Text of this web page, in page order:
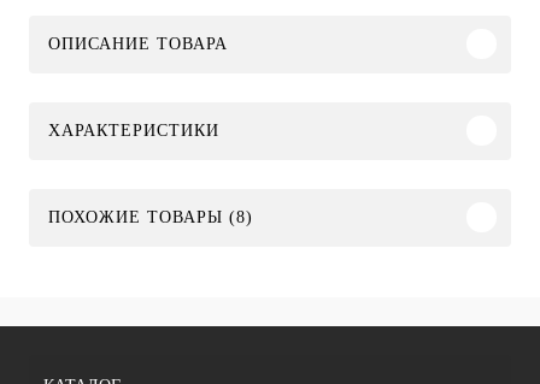
ОПИСАНИЕ ТОВАРА
ХАРАКТЕРИСТИКИ
ПОХОЖИЕ ТОВАРЫ (8)